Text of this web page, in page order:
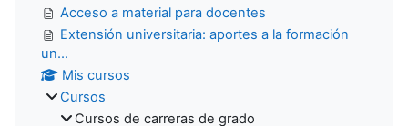
Acceso a material para docentes
Extensión universitaria: aportes a la formación
un...
Mis cursos
Cursos
Cursos de carreras de grado